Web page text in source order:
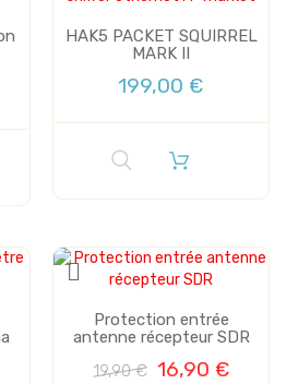
Vente
HAK5 PACKET SQUIRREL
MARK II
199,00 €
Protection entrée
antenne récepteur SDR
19,90 € 16,90 €